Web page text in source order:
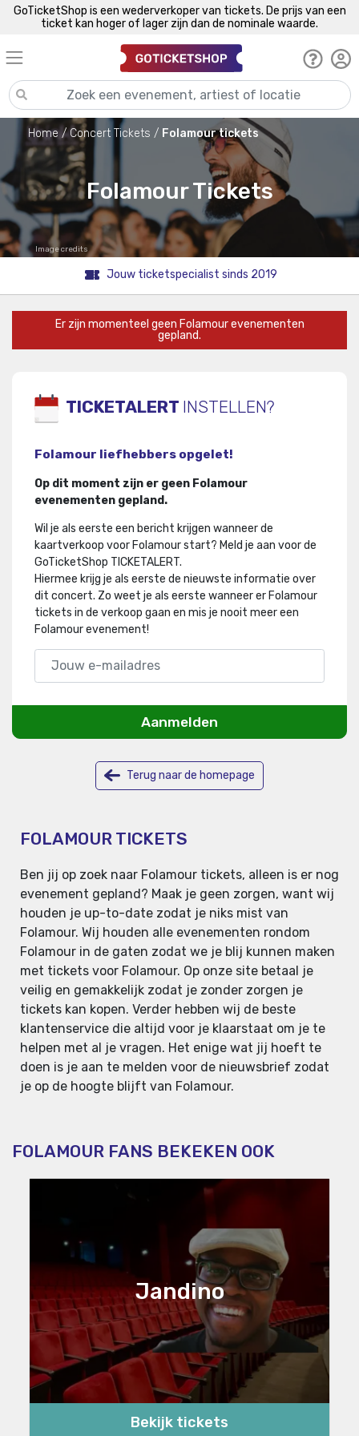
GoTicketShop is een wederverkoper van tickets. De prijs van een
ticket kan hoger of lager zijn dan de nominale waarde.
Home Concert Tickets Folamour tickets
Folamour Tickets
Image credits
Jouw ticketspecialist sinds 2019
Er zijn momenteel geen Folamour evenementen
gepland.
TICKETALERT INSTELLEN?
Folamour liefhebbers opgelet!
Op dit moment zijn er geen Folamour
evenementen gepland.
Wil je als eerste een bericht krijgen wanneer de
kaartverkoop voor Folamour start? Meld je aan voor de
GoTicketShop TICKETALERT.
Hiermee krijg je als eerste de nieuwste informatie over
dit concert. Zo weet je als eerste wanneer er Folamour
tickets in de verkoop gaan en mis je nooit meer een
Folamour evenement!
Aanmelden
Terug naar de homepage
FOLAMOUR TICKETS
Ben jij op zoek naar Folamour tickets, alleen is er nog
evenement gepland? Maak je geen zorgen, want wij
houden je up-to-date zodat je niks mist van
Folamour. Wij houden alle evenementen rondom
Folamour in de gaten zodat we je blij kunnen maken
met tickets voor Folamour. Op onze site betaal je
veilig en gemakkelijk zodat je zonder zorgen je
tickets kan kopen. Verder hebben wij de beste
klantenservice die altijd voor je klaarstaat om je te
helpen met al je vragen. Het enige wat jij hoeft te
doen is je aan te melden voor de nieuwsbrief zodat
je op de hoogte blijft van Folamour.
FOLAMOUR FANS BEKEKEN OOK
Jandino
Bekijk tickets